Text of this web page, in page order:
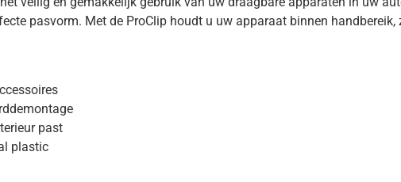
pasvorm. Met de ProClip houdt u uw apparaat binnen
past
plastic